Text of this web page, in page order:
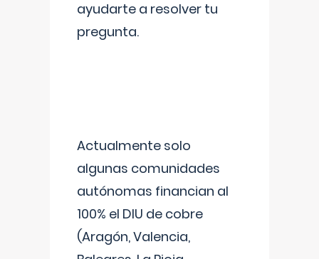
ayudarte a resolver tu
pregunta.
Actualmente solo
algunas comunidades
autónomas financian al
100% el DIU de cobre
(Aragón, Valencia,